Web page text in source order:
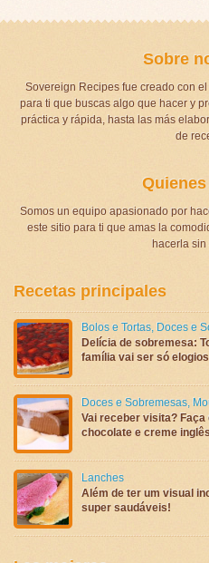
Sobre
Sovereign Recipes fue creado con
para ti que buscas algo que hacer y
práctica y rápida, hasta las más
de
Somos un equipo apasionado por
este sitio para ti que amas la
hacerla sin
Recetas principales
Bolos e Tortas, Doces e
Delícia de sobremesa:
família vai ser só
Doces e Sobremesas,
Vai receber visita?
chocolate e creme inglês
Lanches
Além de ter um visual
super saudáveis!